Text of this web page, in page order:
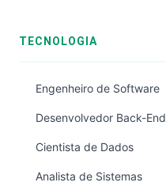
TECNOLOGIA
Engenheiro de Software
Desenvolvedor Back-End
Cientista de Dados
Analista de Sistemas